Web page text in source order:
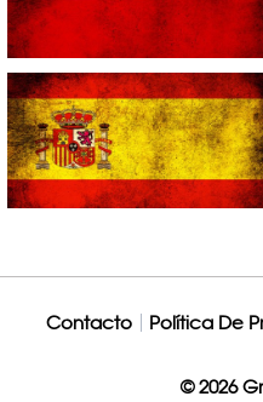
Contacto Política De
© 2026